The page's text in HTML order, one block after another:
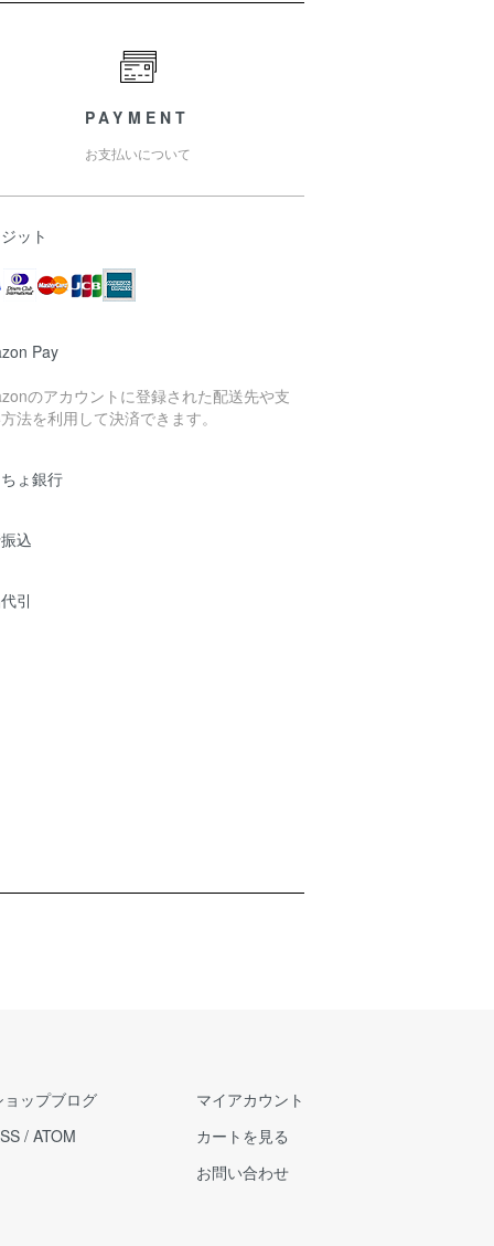
PAYMENT
お支払いについて
ット
Pay
のアカウントに登録された配送先や支
法を利用して決済できます。
ょ銀行
込
引
ョップブログ
/ ATOM
マイアカウント
カートを見る
お問い合わせ